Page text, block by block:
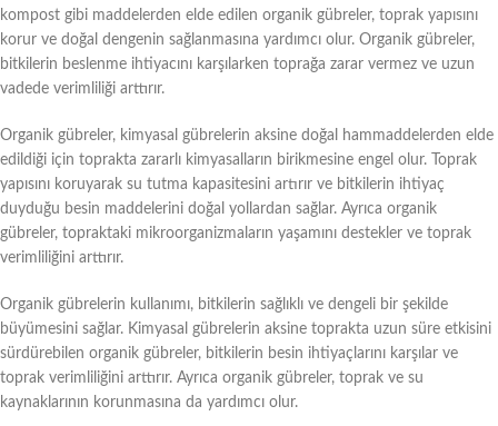
kompost gibi maddelerden elde edilen organik gübreler, toprak yapısını
korur ve doğal dengenin sağlanmasına yardımcı olur. Organik gübreler,
bitkilerin beslenme ihtiyacını karşılarken toprağa zarar vermez ve uzun
vadede verimliliği arttırır.
Organik gübreler, kimyasal gübrelerin aksine doğal hammaddelerden elde
edildiği için toprakta zararlı kimyasalların birikmesine engel olur. Toprak
yapısını koruyarak su tutma kapasitesini artırır ve bitkilerin ihtiyaç
duyduğu besin maddelerini doğal yollardan sağlar. Ayrıca organik
gübreler, topraktaki mikroorganizmaların yaşamını destekler ve toprak
verimliliğini arttırır.
Organik gübrelerin kullanımı, bitkilerin sağlıklı ve dengeli bir şekilde
büyümesini sağlar. Kimyasal gübrelerin aksine toprakta uzun süre etkisini
sürdürebilen organik gübreler, bitkilerin besin ihtiyaçlarını karşılar ve
toprak verimliliğini arttırır. Ayrıca organik gübreler, toprak ve su
kaynaklarının korunmasına da yardımcı olur.